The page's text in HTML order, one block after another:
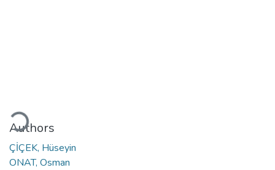
Authors
ÇİÇEK, Hüseyin
ONAT, Osman